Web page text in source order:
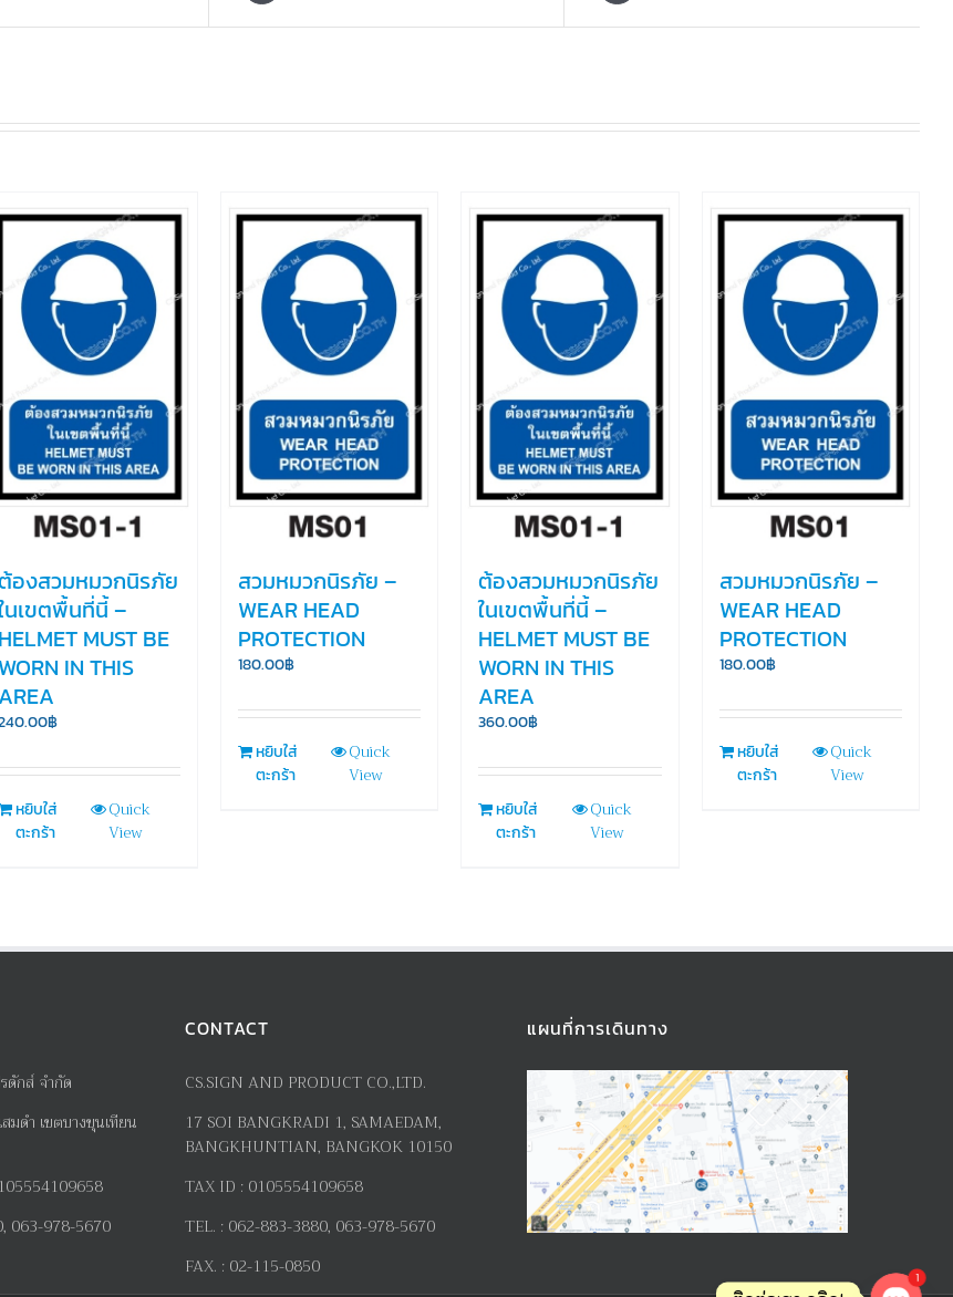
องสวมหมวกนิรภัย
นเขตพื้นที่นี้ –
HELMET MUST BE
WORN IN THIS
AREA
฿
หยิบใส่
ตะกร้า
Quick
View
สวมหมวกนิรภัย –
WEAR HEAD
PROTECTION
180.00฿
หยิบใส่
ตะกร้า
Quick
View
ต้องสวมหมวกนิรภัย
ในเขตพื้นที่นี้ –
HELMET MUST BE
WORN IN THIS
AREA
360.00฿
หยิบใส่
ตะกร้า
Quick
View
สวมหมวกนิรภัย –
WEAR HEAD
PROTECTION
180.00฿
หยิบใส่
ตะกร้า
Quick
View
ดักส์ จำกัด
มดำ เขตบางขุนเทียน
063-978-5670
CONTACT
CS.SIGN AND PRODUCT CO.,LTD.
17 SOI BANGKRADI 1, SAMAEDAM,
BANGKHUNTIAN, BANGKOK 10150
TAX ID :0105554109658
TEL. :062-883-3880, 063-978-5670
FAX. :02-115-0850
แผนที่การเดินทาง
1